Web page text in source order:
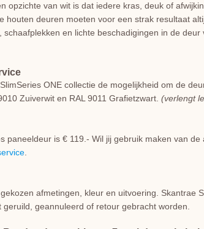
opzichte van wit is dat iedere kras, deuk of
houten deuren moeten voor een strak resultaat
en lichte beschadigingen in de deur
ONE collectie de mogelijkheid om de
Zuiverwit en RAL 9011 Grafietzwart. (verlengt
paneeldeur is € 119.- Wil jij gebruik maken van de
afmetingen, kleur en uitvoering. Skantrae
geannuleerd of retour gebracht worden.